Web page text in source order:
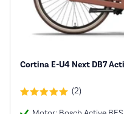
Cortina E-U4 Next DB7
(2)